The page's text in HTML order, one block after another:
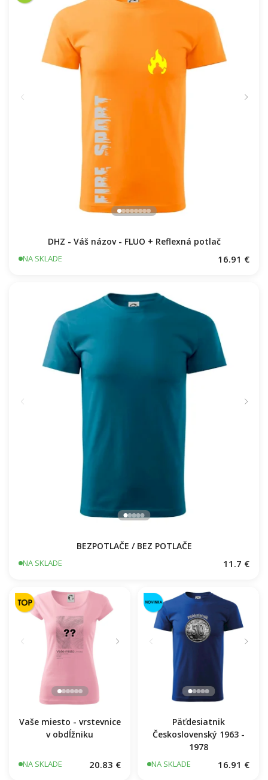
DHZ - Váš názov - FLUO + Reflexná potlač
NA SKLADE 16.91 €
BEZPOTLAČE / BEZ POTLAČE
NA SKLADE 11.7 €
Vaše miesto - vrstevnice
v obdĺžniku
NA SKLADE 20.83 €
Päťdesiatnik
Československý 1963 -
1978
NA SKLADE 16.91 €